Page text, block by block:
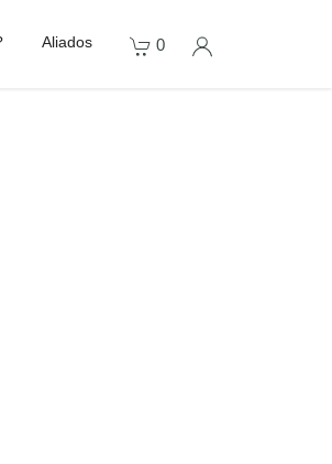
Aliados 0